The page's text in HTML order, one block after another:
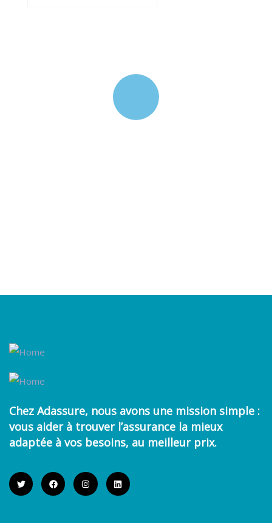
Chez Adassure, nous avons une mission simple :
vous aider à trouver l’assurance la mieux
adaptée à vos besoins, au meilleur prix.